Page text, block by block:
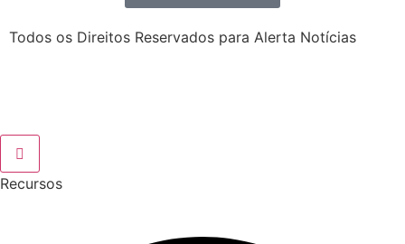
Todos os Direitos Reservados para Alerta Notícias
Recursos